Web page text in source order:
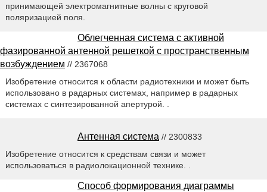
принимающей электромагнитные волны с круговой
поляризацией поля.
Облегченная система с активной
фазированной антенной решеткой с пространственным
возбуждением // 2367068
Изобретение относится к области радиотехники и может быть
использовано в радарных системах, например в радарных
системах с синтезированной апертурой. .
Антенная система // 2300833
Изобретение относится к средствам связи и может
использоваться в радиолокационной технике. .
Способ формирования диаграммы